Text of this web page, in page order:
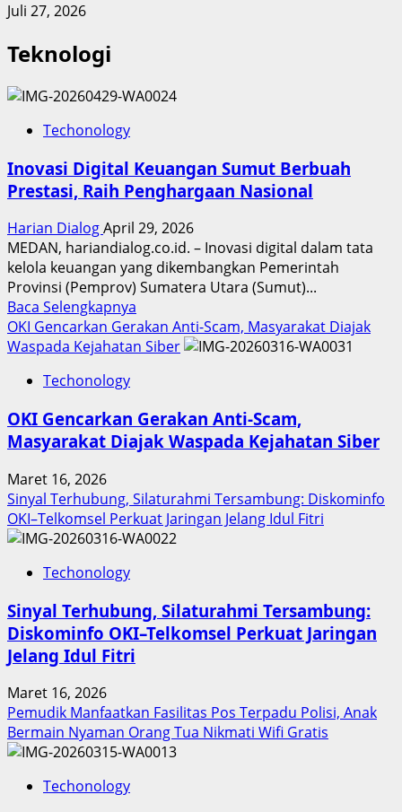
Juli 27, 2026
Teknologi
Techonology
Inovasi Digital Keuangan Sumut Berbuah
Prestasi, Raih Penghargaan Nasional
Harian DialogApril 29, 2026
MEDAN, hariandialog.co.id. – Inovasi digital dalam tata
kelola keuangan yang dikembangkan Pemerintah
Provinsi (Pemprov) Sumatera Utara (Sumut)...
Baca Selengkapnya
more
about
Sumut
Berbuah
Penghargaan
Nasional
OKI Gencarkan Gerakan Anti-Scam, Masyarakat Diajak
Waspada Kejahatan Siber
Techonology
OKI Gencarkan Gerakan Anti-Scam,
Masyarakat Diajak Waspada Kejahatan Siber
Maret 16, 2026
Sinyal Terhubung, Silaturahmi Tersambung: Diskominfo
OKI–Telkomsel Perkuat Jaringan Jelang Idul Fitri
Techonology
Sinyal Terhubung, Silaturahmi Tersambung:
Diskominfo OKI–Telkomsel Perkuat Jaringan
Jelang Idul Fitri
Maret 16, 2026
Pemudik Manfaatkan Fasilitas Pos Terpadu Polisi, Anak
Bermain Nyaman Orang Tua Nikmati Wifi Gratis
Techonology